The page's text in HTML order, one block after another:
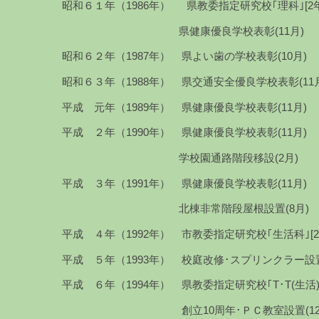
昭和６１年（1986年） 県教委指定研究校｢理科｣[2
県健康優良学校表彰(11月)
昭和６２年（1987年） 県よい歯の学校表彰(10月)
昭和６３年（1988年） 県交通安全優良学校表彰(11
平成 元年（1989年） 県健康優良学校表彰(11月)
平成 ２年（1990年） 県健康優良学校表彰(11月)
学校園通路階段移設(2月)
平成 ３年（1991年） 県健康優良学校表彰(11月)
北棟非常階段屋根設置(8月)
平成 ４年（1992年） 市教委指定研究校｢生活科｣[2
平成 ５年（1993年） 校庭改修･スプリンクラー設
平成 ６年（1994年） 県教委指定研究校｢T･T(生活)
創立10周年･ＰＣ教室設置(12